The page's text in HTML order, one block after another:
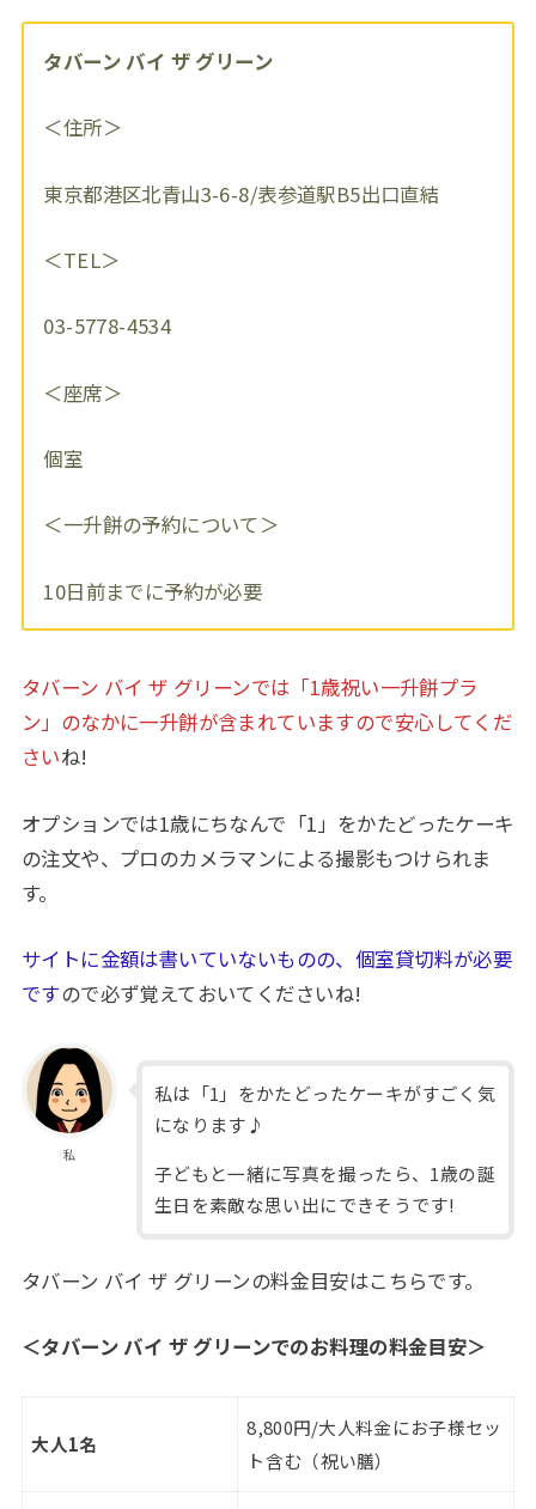
タバーン バイ ザ グリーン
＜住所＞
東京都港区北青山3-6-8/表参道駅B5出口直結
＜TEL＞
03-5778-4534
＜座席＞
個室
＜一升餅の予約について＞
10日前までに予約が必要
タバーン バイ ザ グリーンでは「1歳祝い一升餅プラ
ン」のなかに一升餅が含まれていますので安心してくだ
さいね!
オプションでは1歳にちなんで「1」をかたどったケーキ
の注文や、プロのカメラマンによる撮影もつけられま
す。
サイトに金額は書いていないものの、個室貸切料が必要
ですので必ず覚えておいてくださいね!
私
私は「1」をかたどったケーキがすごく気
になります♪
子どもと一緒に写真を撮ったら、1歳の誕
生日を素敵な思い出にできそうです!
タバーン バイ ザ グリーンの料金目安はこちらです。
＜タバーン バイ ザ グリーンでのお料理の料金目安＞
大人1名
8,800円/大人料金にお子様セッ
ト含む（祝い膳）